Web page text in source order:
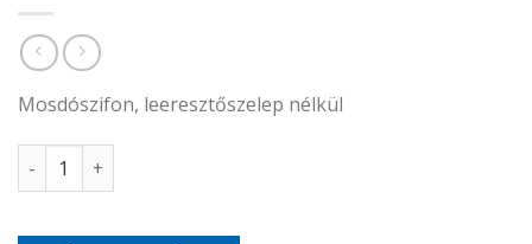
Mosdószifon, leeresztőszelep nélkül
Mosdószifon, leeresztőszelep nélkül mennyiség